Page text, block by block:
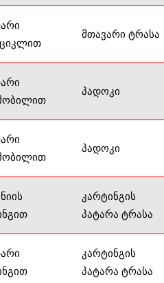
მთავარი ტრასა
პადოკი
პადოკი
კარტინგის
პატარა ტრასა
კარტინგის
პატარა ტრასა